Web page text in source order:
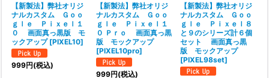
【新製法】弊社オリジ
ナルカスタム Ｇｏｏ
ｇｌｅ Ｐｉｘｅｌ１
０ 画面真っ黒版 モ
ックアップ [PIXEL10]
999円(税込)
【新製法】弊社オリジ
ナルカスタム Ｇｏｏ
ｇｌｅ Ｐｉｘｅｌ１
０ Ｐｒｏ 画面真っ黒
版 モックアップ
[PIXEL10pro]
999円(税込)
【新製法】弊社オリジ
ナルカスタム Ｇｏｏ
ｇｌｅ Ｐｉｘｅｌ８
と９のシリーズ計６個
セット 画面真っ黒
版 モックアップ
[PIXEL98set]